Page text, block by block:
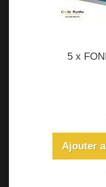
5 x
Ajouter